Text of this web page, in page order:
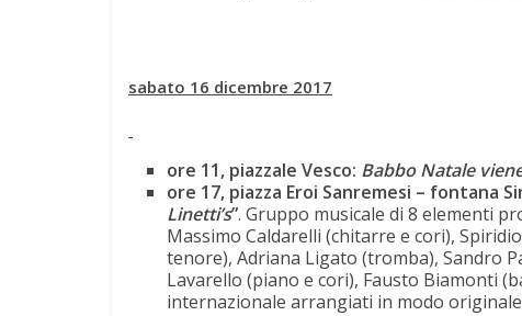
sabato 16 dicembre 2017
ore 11, piazzale Vesco: Babbo Natale
ore 17, piazza Eroi Sanremesi – fontana
Linetti’s”. Gruppo musicale di 8 elementi
Massimo Caldarelli (chitarre e cori),
tenore), Adriana Ligato (tromba), Sandro
Lavarello (piano e cori), Fausto Biamonti
internazionale arrangiati in modo originale